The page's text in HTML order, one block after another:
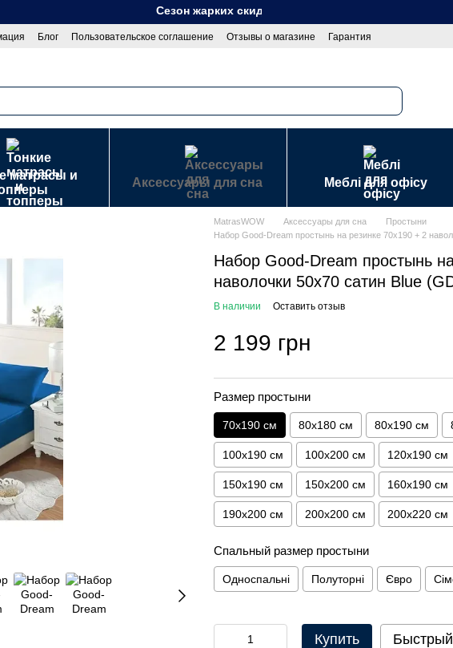
Сезон жарких скидок!.
Блог Пользовательское соглашение Отзывы о магазине
Гарантия
матрасы и
Аксессуары для сна Меблі для офісу
MatrasWOW Аксессуары для сна
Простыни
Набор Good-Dream простынь на резинке 70х190 + 2
Набор Good-Dream простынь
наволочки 50х70 сатин Blue
В наличии Оставить отзыв
2 199 грн
Размер простыни
70х190 см 80х180 см 80х190 см
100х190 см 100х200 см 120х190 см
150х190 см 150х200 см 160х190 см
190х200 см 200х200 см 200х220 см
Спальный размер простыни
Односпальні Полуторні Євро
Купить Быстрый